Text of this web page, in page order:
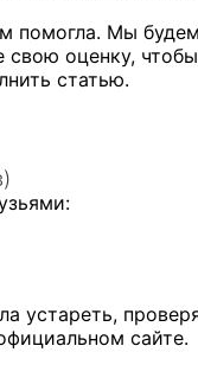
помогла. Мы
свою оценку,
статью.
устареть,
сайте.